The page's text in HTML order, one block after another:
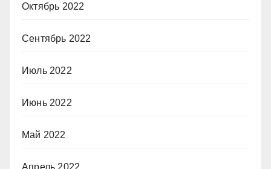
Октябрь 2022
Сентябрь 2022
Июль 2022
Июнь 2022
Май 2022
Апрель 2022